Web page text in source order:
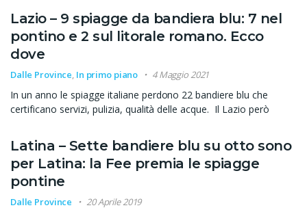
Lazio – 9 spiagge da bandiera blu: 7 nel
pontino e 2 sul litorale romano. Ecco
dove
Dalle Province, In primo piano 4 Maggio 2021
In un anno le spiagge italiane perdono 22 bandiere blu che
certificano servizi, pulizia, qualità delle acque. Il Lazio però
Latina – Sette bandiere blu su otto sono
per Latina: la Fee premia le spiagge
pontine
Dalle Province 20 Aprile 2019